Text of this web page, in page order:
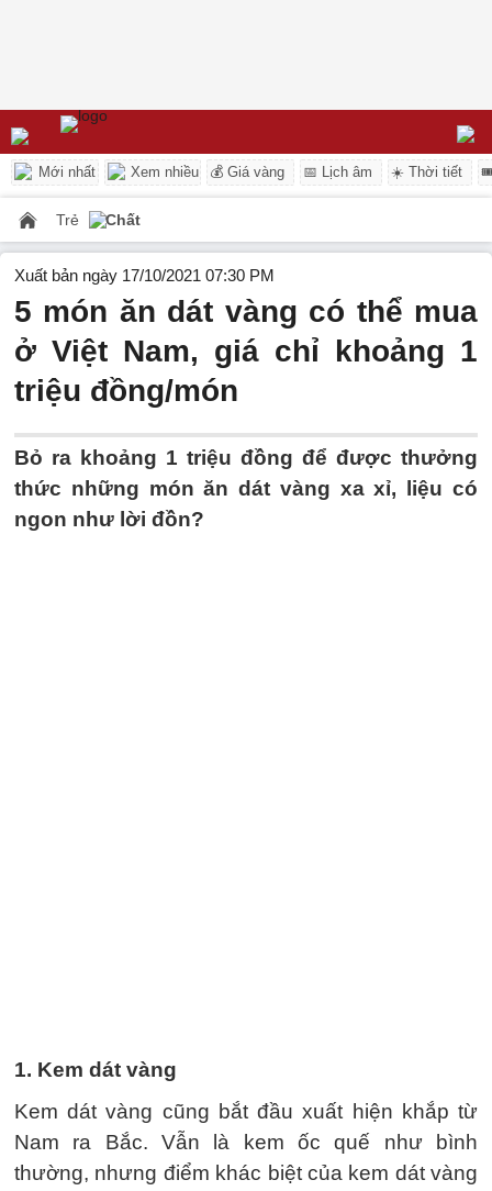
Mới nhất Xem nhiều 💰 Giá vàng 📅 Lịch âm ☀️ Thời tiết
Trẻ Chất
Xuất bản ngày 17/10/2021 07:30 PM
5 món ăn dát vàng có thể mua
ở Việt Nam, giá chỉ khoảng 1
triệu đồng/món
Bỏ ra khoảng 1 triệu đồng để được thưởng
thức những món ăn dát vàng xa xỉ, liệu có
ngon như lời đồn?
1. Kem dát vàng
Kem dát vàng cũng bắt đầu xuất hiện khắp từ
Nam ra Bắc. Vẫn là kem ốc quế như bình
thường, nhưng điểm khác biệt của kem dát vàng